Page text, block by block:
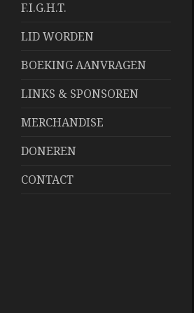
F.I.G.H.T.
LID WORDEN
BOEKING AANVRAGEN
LINKS & SPONSOREN
MERCHANDISE
DONEREN
CONTACT